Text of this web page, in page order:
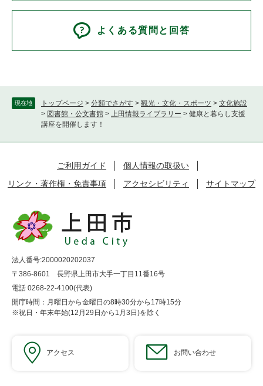
現在地 トップページ > 分類でさがす > 観光・文化・スポーツ > 文化施設
> 図書館・公文書館 > 上田情報ライブラリー > 健康と暮らし支援
講座を開催します！
よくある質問と回答
ご利用ガイド
個人情報の取扱い
リンク・著作権・免責事項
アクセシビリティ サイトマップ
法人番号:2000020202037
〒386-8601 長野県上田市大手一丁目11番16号
電話 0268-22-4100(代表)
開庁時間：月曜日から金曜日の8時30分から17時15分
※祝日・年末年始(12月29日から1月3日)を除く
アクセス お問い合わせ